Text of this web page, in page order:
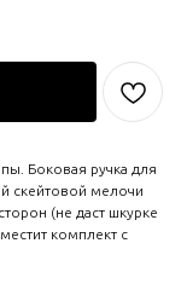
Боковая ручка для
скейтовой мелочи
(не даст шкурке
комплект с